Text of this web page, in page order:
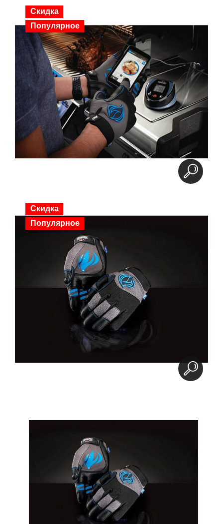
Скидка
Популярное
Скидка
Популярное